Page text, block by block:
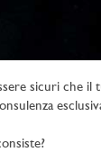
sicuri che il